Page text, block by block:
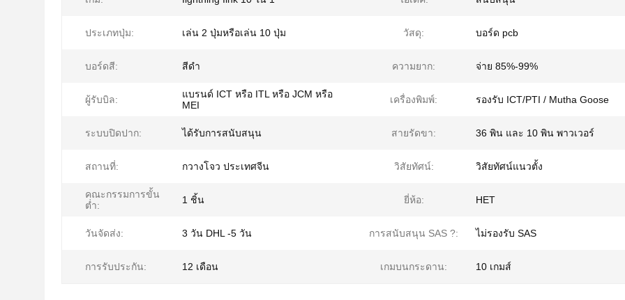
ประเภทปุ่ม: เล่น 2 ปุ่มหรือเล่น 10 ปุ่ม วัสดุ: บอร์ด pcb
บอร์ดสี: สีดำ ความยาก: จ่าย 85%-99%
ผู้รับบิล:
แบรนด์ ICT หรือ ITL หรือ JCM หรือ
MEI
เครื่องพิมพ์: รองรับ ICT/PTI / Mutha Goose
ระบบปิดปาก: ได้รับการสนับสนุน สายรัดขา: 36 พิน และ 10 พิน พาวเวอร์
สถานที่: กวางโจว ประเทศจีน วิสัยทัศน์: วิสัยทัศน์แนวตั้ง
คณะกรรมการขั้น
ต่ำ:
1 ชิ้น ยี่ห้อ: HET
วันจัดส่ง: 3 วัน DHL -5 วัน การสนับสนุน SAS ?: ไม่รองรับ SAS
การรับประกัน: 12 เดือน เกมบนกระดาน: 10 เกมส์